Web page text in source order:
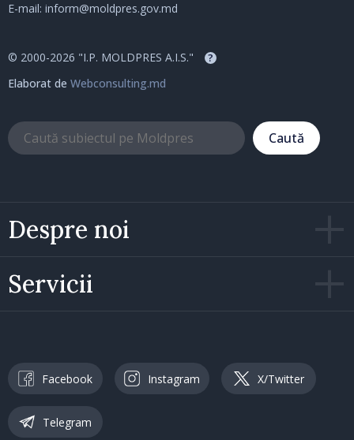
Despre noi
Servicii
E-mail: inform@moldpres.gov.md
© 2000-2026 "I.P. MOLDPRES A.I.S." ?
Elaborat de Webconsulting.md
Caută
Facebook Instagram X/Twitter
Telegram